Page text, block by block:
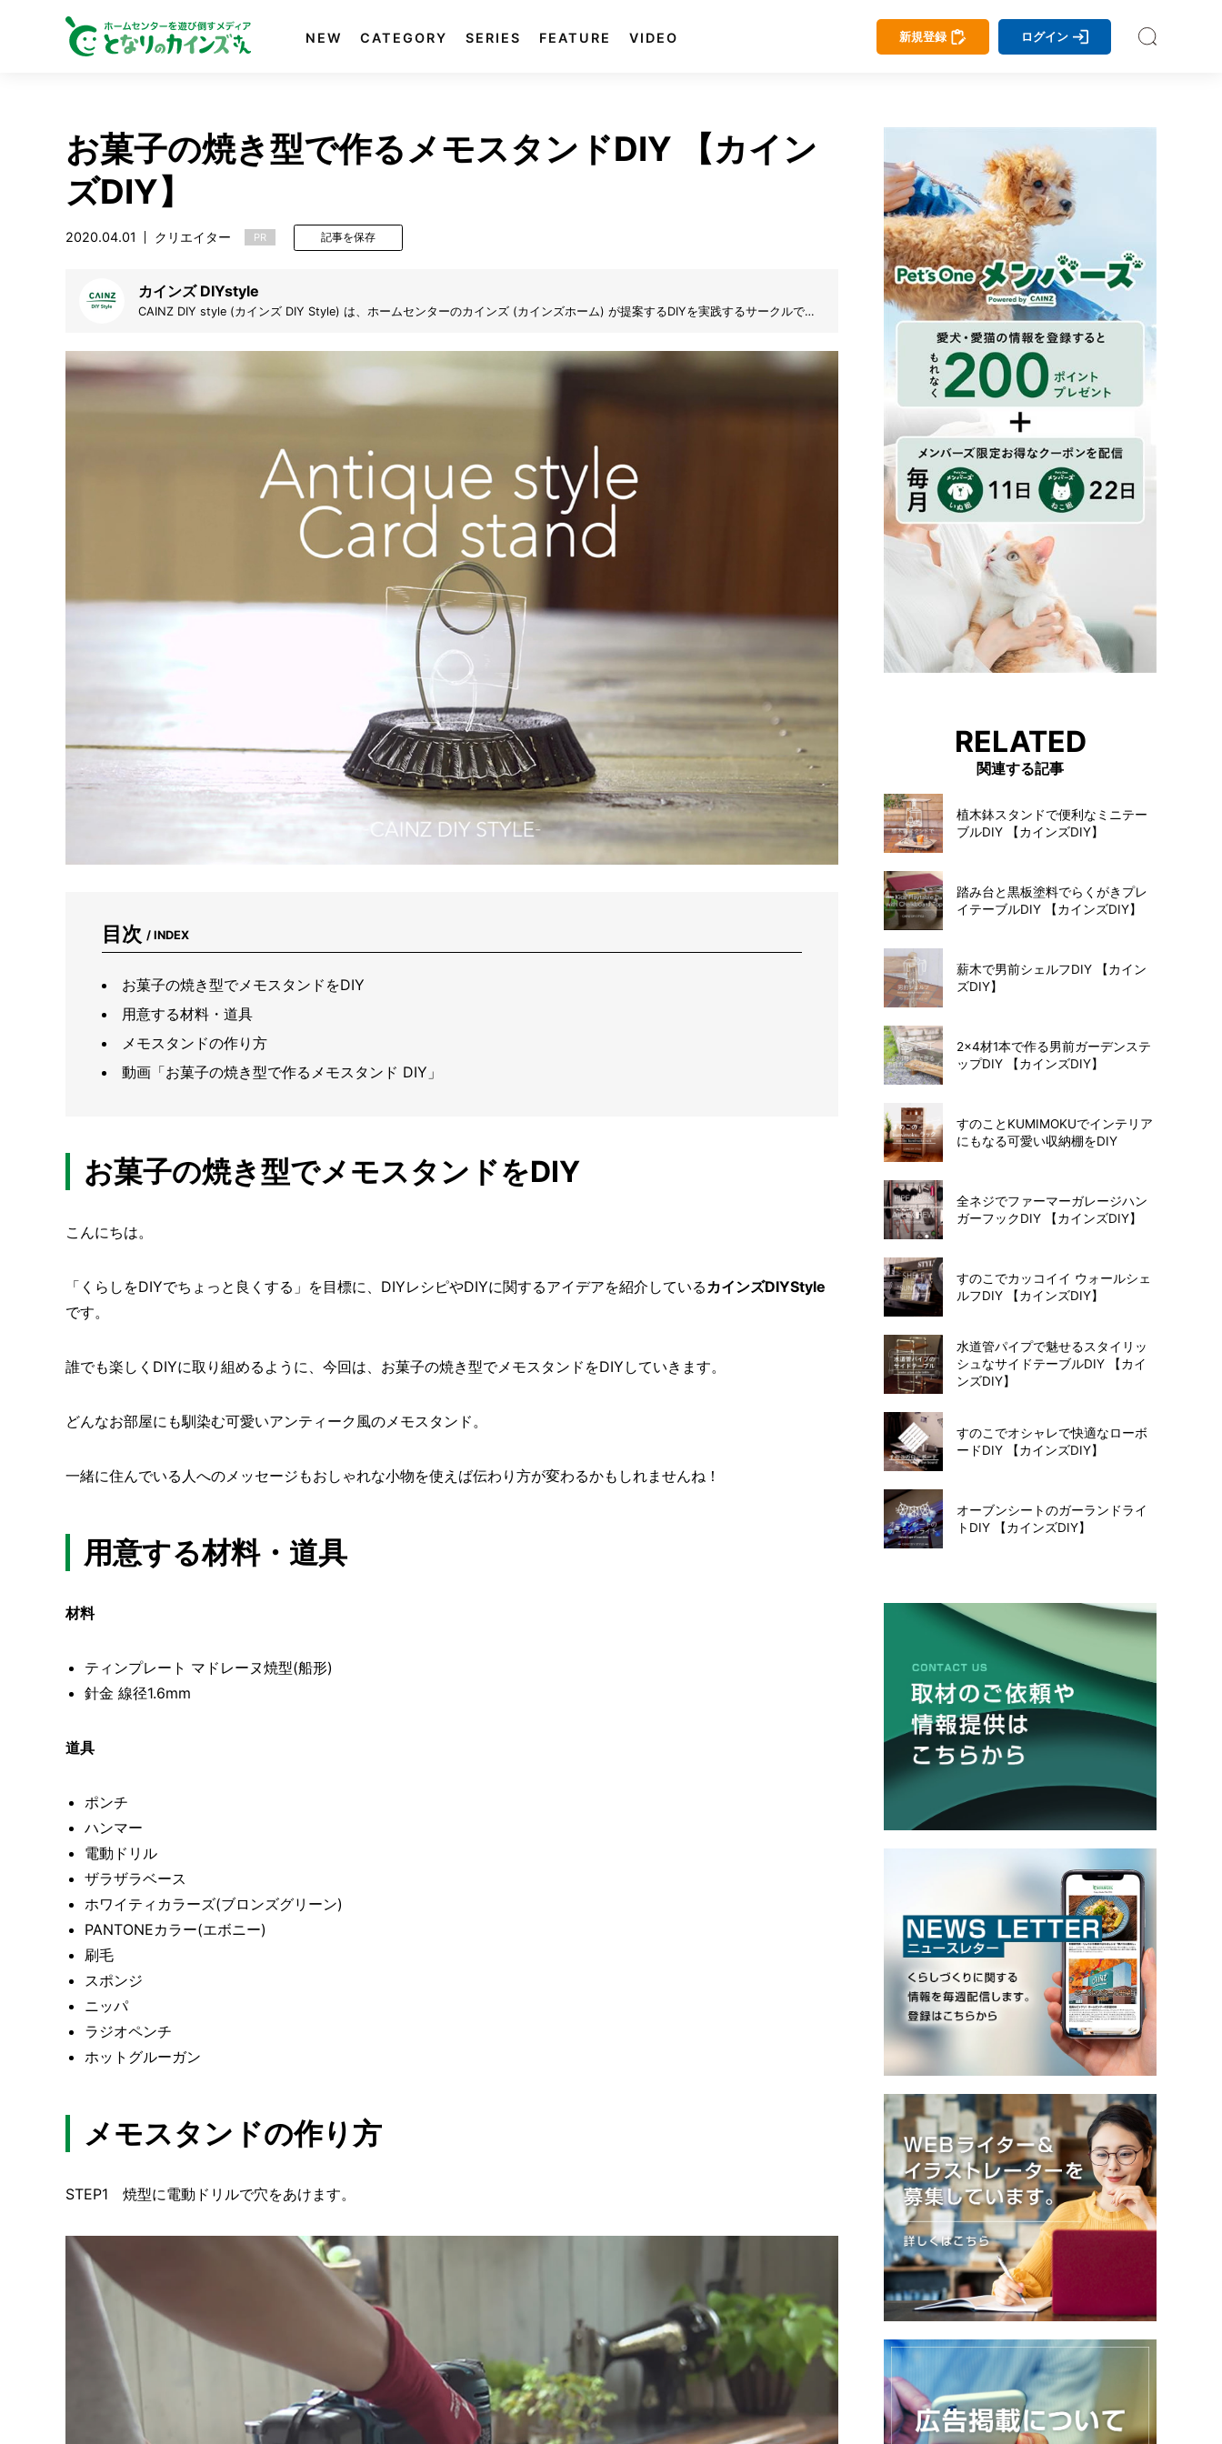
NEW CATEGORY SERIES FEATURE VIDEO 新規登録 ログイン
お菓子の焼き型で作るメモスタンドDIY 【カイン
ズDIY】
2020.04.01 クリエイター PR 記事を保存
カインズ DIYstyle
CAINZ DIY style (カインズ DIY Style) は、ホームセンターのカインズ (カインズホーム) が提案するDIYを実践するサークルで
目次 / INDEX
お菓子の焼き型でメモスタンドをDIY
用意する材料・道具
メモスタンドの作り方
動画「お菓子の焼き型で作るメモスタンド DIY」
お菓子の焼き型でメモスタンドをDIY
こんにちは。
「くらしをDIYでちょっと良くする」を目標に、DIYレシピやDIYに関するアイデアを紹介しているカインズDIYStyle
です。
誰でも楽しくDIYに取り組めるように、今回は、お菓子の焼き型でメモスタンドをDIYしていきます。
どんなお部屋にも馴染む可愛いアンティーク風のメモスタンド。
一緒に住んでいる人へのメッセージもおしゃれな小物を使えば伝わり方が変わるかもしれませんね！
用意する材料・道具
材料
ティンプレート マドレーヌ焼型(船形)
針金 線径1.6mm
道具
ポンチ
ハンマー
電動ドリル
ザラザラベース
ホワイティカラーズ(ブロンズグリーン)
PANTONEカラー(エボニー)
刷毛
スポンジ
ニッパ
ラジオペンチ
ホットグルーガン
メモスタンドの作り方
STEP1 焼型に電動ドリルで穴をあけます。
RELATED
関連する記事
植木鉢スタンドで便利なミニテー
ブルDIY 【カインズDIY】
踏み台と黒板塗料でらくがきプレ
イテーブルDIY 【カインズDIY】
薪木で男前シェルフDIY 【カイン
ズDIY】
2×4材1本で作る男前ガーデンステ
ップDIY 【カインズDIY】
すのことKUMIMOKUでインテリア
にもなる可愛い収納棚をDIY
全ネジでファーマーガレージハン
ガーフックDIY 【カインズDIY】
すのこでカッコイイ ウォールシェ
ルフDIY 【カインズDIY】
水道管パイプで魅せるスタイリッ
シュなサイドテーブルDIY 【カイ
ンズDIY】
すのこでオシャレで快適なローボ
ードDIY 【カインズDIY】
オーブンシートのガーランドライ
トDIY 【カインズDIY】